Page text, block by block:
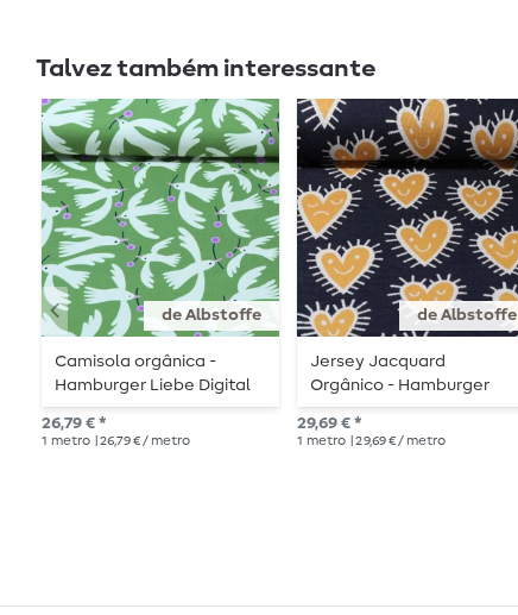
Talvez também interessante
de Albstoffe
Camisola orgânica -
Hamburger Liebe Digital
Print Easygoing Up Grass
Green
26,79 € *
1 metro | 26,79 € / metro
de Albstoffe
Jersey Jacquard
Orgânico - Hamburger
Liebe Hand on Heart
Mood Navy
29,69 € *
1 metro | 29,69 € / metro